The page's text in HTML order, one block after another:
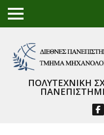
TO
GGL
NU
ΠΟΛΥΤΕΧΝΙΚΗ